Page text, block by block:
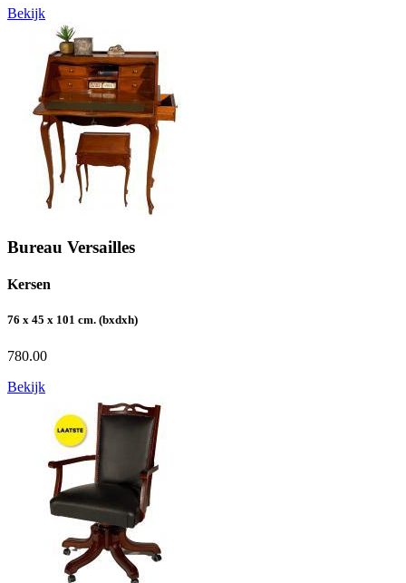
Bekijk
Bureau Versailles
Kersen
76 x 45 x 101 cm. (bxdxh)
780.00
Bekijk